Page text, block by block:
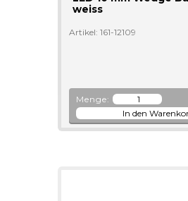
weiss
Artikel: 161-12109
Menge: